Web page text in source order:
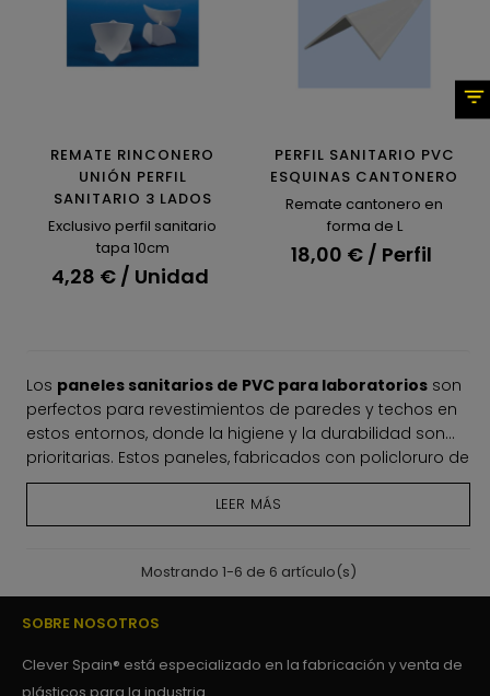
REMATE RINCONERO
UNIÓN PERFIL
SANITARIO 3 LADOS
Exclusivo perfil sanitario
tapa 10cm
4,28 € / Unidad
PERFIL SANITARIO PVC
ESQUINAS CANTONERO
Remate cantonero en
forma de L
18,00 € / Perfil
Los paneles sanitarios de PVC para laboratorios son
perfectos para revestimientos de paredes y techos en
estos entornos, donde la higiene y la durabilidad son
prioritarias. Estos paneles, fabricados con policloruro de
vinilo (PVC), cumplen con las exigentes normas de
limpieza y seguridad de los laboratorios y por eso son
una opción cada vez más popular en este tipo de
características y ventajas de los paneles sanitarios de
PVC en laboratorios.
Características de los
paneles sanitarios de PVC
para laboratorios
1. Fácil mantenimiento y limpieza
LEER MÁS
Mostrando 1-6 de 6 artículo(s)
SOBRE NOSOTROS
Clever Spain® está especializado en la fabricación y venta de